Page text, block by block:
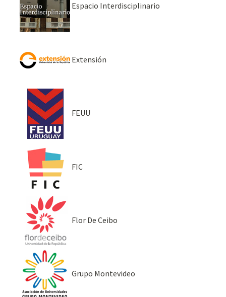
Espacio Interdisciplinario
Extensión
FEUU
FIC
Flor De Ceibo
Grupo Montevideo